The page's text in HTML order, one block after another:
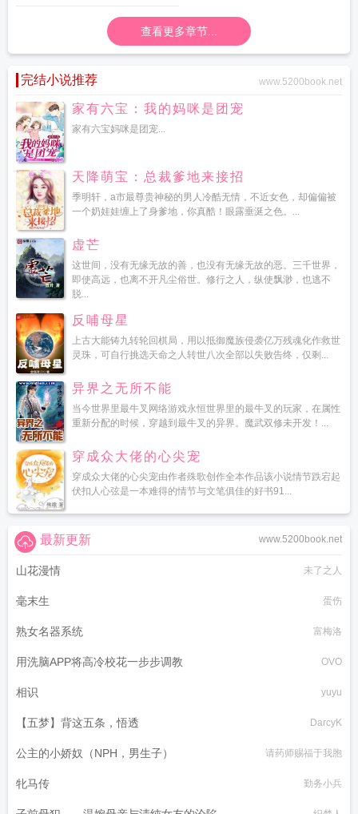
查看更多章节...
完结小说推荐 www.5200book.net
家有六宝：我的妈咪是团宠
家有六宝妈咪是团宠...
天降萌宝：总裁爹地来接招
季明轩，a市最尊贵神秘的男人冷酷无情，不近女色，却偏偏被
一个奶娃娃缠上了身爹地，你真酷！眼露垂涎之色。...
虚芒
这世间，没有无缘无故的善，也没有无缘无故的恶。三千世界，
即使高远，也离不开凡尘俗世。修行之人，纵使飘渺，也逃不
脱...
反哺母星
上古大能铸九转轮回棋局，用以抵御魔族侵袭亿万残魂化作救世
灵珠，可自行挑选天命之人转世八次全部以失败告终，仅剩...
异界之无所不能
当今世界里最牛叉网络游戏永恒世界里的最牛叉的玩家，在属性
重新分配的时候，穿越到最牛叉的异界。魔武双修未开发！...
穿成众大佬的心尖宠
穿成众大佬的心尖宠由作者殊歌创作全本作品该小说情节跌宕起
伏扣人心弦是一本难得的情节与文笔俱佳的好书91...
www.5200book.net
最新更新
山花漫情 未了之人
毫末生 蛋伤
熟女名器系统 富梅洛
用洗脑APP将高冷校花一步步调教 OVO
相识 yuyu
【五梦】背这五条，悟透 DarcyK
公主的小娇奴（NPH，男生子） 请药师赐福于我胞
牝马传 勤务小兵